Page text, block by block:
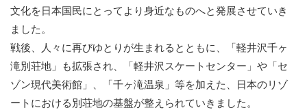
文化を日本国民にとってより身近なものへと発展させていき
ました。
戦後、人々に再びゆとりが生まれるとともに、「軽井沢千ヶ
滝別荘地」も拡張され、「軽井沢スケートセンター」や「セ
ゾン現代美術館」、「千ヶ滝温泉」等を加えた、日本のリゾ
ートにおける別荘地の基盤が整えられていきました。